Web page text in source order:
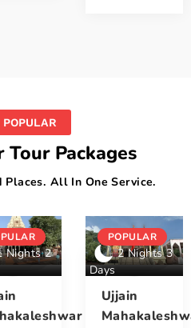
POPULAR
Packages
All In One Service.
Nights 2
POPULAR
2 Nights 3
Days
Ujjain